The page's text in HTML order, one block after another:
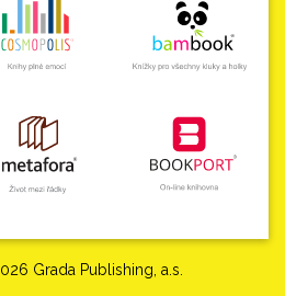
Grada Publishing, a.s.